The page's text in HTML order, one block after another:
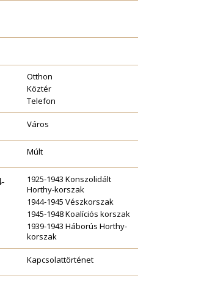
Otthon
Köztér
Telefon
Város
Múlt
1925-1943 Konszolidált
Horthy-korszak
1944-1945 Vészkorszak
1945-1948 Koalíciós korszak
1939-1943 Háborús Horthy-
korszak
Kapcsolattörténet